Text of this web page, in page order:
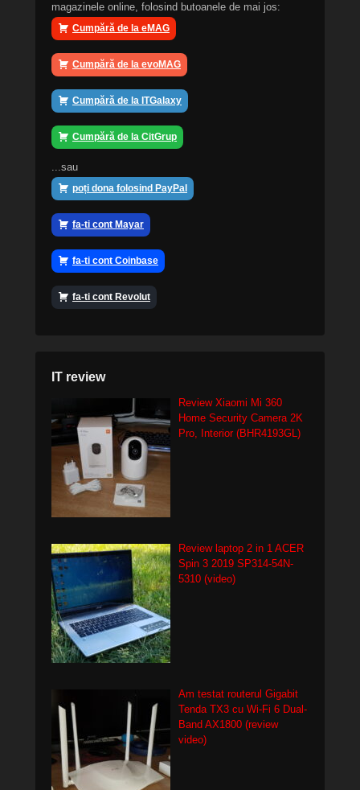
magazinele online, folosind butoanele de mai jos:
Cumpără de la eMAG
Cumpără de la evoMAG
Cumpără de la ITGalaxy
Cumpără de la CitGrup
...sau
poți dona folosind PayPal
fa-ti cont Mayar
fa-ti cont Coinbase
fa-ti cont Revolut
IT review
Review Xiaomi Mi 360
Home Security Camera 2K
Pro, Interior (BHR4193GL)
Review laptop 2 in 1 ACER
Spin 3 2019 SP314-54N-
5310 (video)
Am testat routerul Gigabit
Tenda TX3 cu Wi-Fi 6 Dual-
Band AX1800 (review
video)